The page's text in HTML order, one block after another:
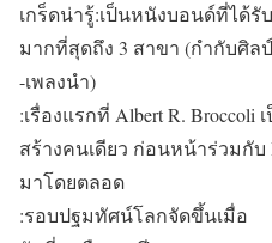
เกร็ดน่ารู้:เป็นหนังบอนด์ที่ได้รั
มากที่สุดถึง 3 สาขา (กำกับศิล
-เพลงนำ)
:เรื่องแรกที่ Albert R. Broccoli
สร้างคนเดียว ก่อนหน้าร่วมกับ
มาโดยตลอด
:รอบปฐมทัศน์โลกจัดขึ้นเมื่อ